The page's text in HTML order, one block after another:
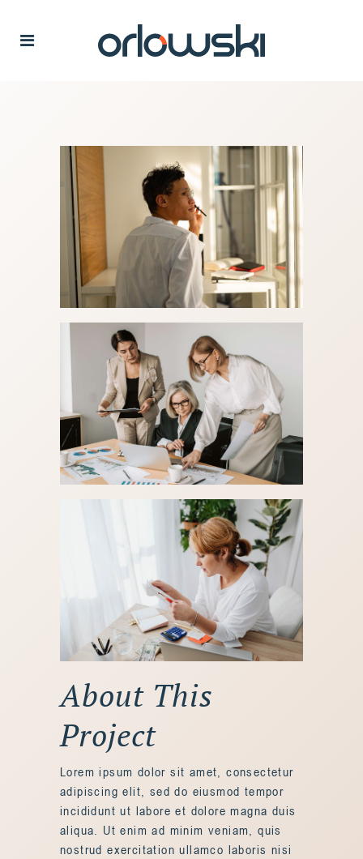
About This
Project
Lorem ipsum dolor sit amet, consectetur
adipiscing elit, sed do eiusmod tempor
incididunt ut labore et dolore magna duis
aliqua. Ut enim ad minim veniam, quis
nostrud exercitation ullamco laboris nisi